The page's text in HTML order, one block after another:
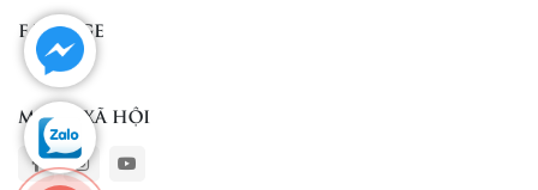
FANPAGE
MẠNG XÃ HỘI